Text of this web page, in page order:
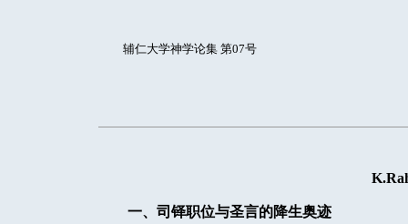
辅仁大学神学论集 第07号
一、司铎职位与圣言的降生奥迹